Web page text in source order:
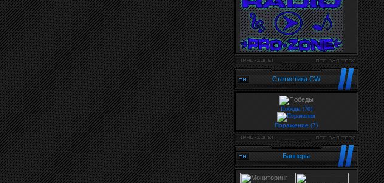
Cтатистика CW
Победы (70)
Поражение (7)
Баннеры